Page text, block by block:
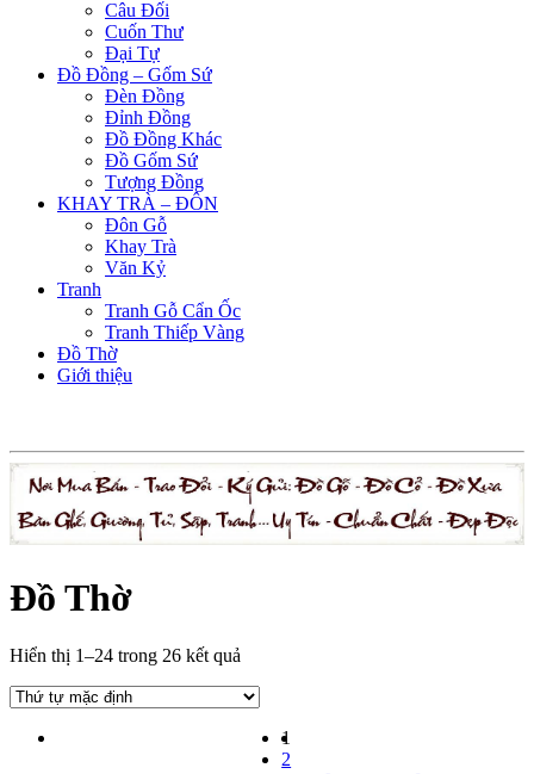
Câu Đối
Cuốn Thư
Đại Tự
Đồ Đồng – Gốm Sứ
Đèn Đồng
Đỉnh Đồng
Đồ Đồng Khác
Đồ Gốm Sứ
Tượng Đồng
KHAY TRÀ – ĐÔN
Đôn Gỗ
Khay Trà
Văn Kỷ
Tranh
Tranh Gỗ Cẩn Ốc
Tranh Thiếp Vàng
Đồ Thờ
Giới thiệu
Đồ Thờ
Hiển thị 1–24 trong 26 kết quả
1
2